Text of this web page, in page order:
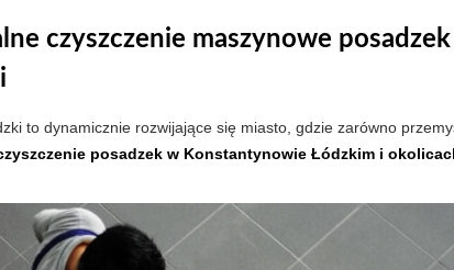
czyszczenie maszynowe
to dynamicznie rozwijające się miasto, gdzie zarówno
posadzek w Konstantynowie Łódzkim i